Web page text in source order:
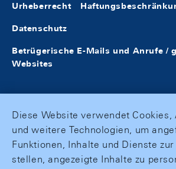
Urheberrecht
Datenschutz
Betrügerische E-Mails und Anrufe /
Websites
Diese Website verwendet Cookies,
und weitere Technologien, um
Funktionen, Inhalte und Dienste zur
stellen, angezeigte Inhalte zu